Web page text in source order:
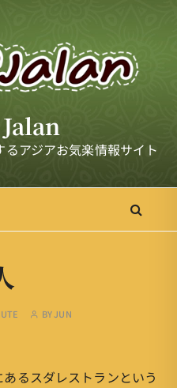
アジアお気楽情報サイト
BYJUN
るスダレストランという